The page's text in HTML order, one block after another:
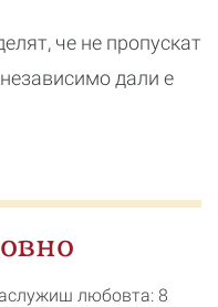
че не пропускат
дали е
любовта: 8